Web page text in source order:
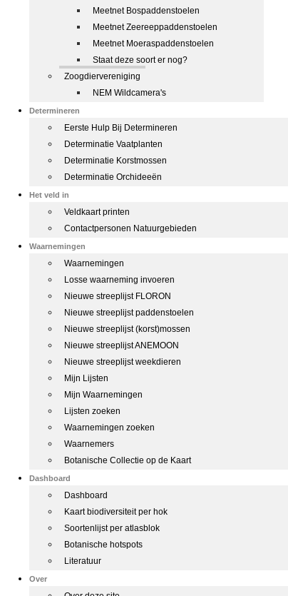
Meetnet Bospaddenstoelen
Meetnet Zeereeppaddenstoelen
Meetnet Moeraspaddenstoelen
Staat deze soort er nog?
Zoogdiervereniging
NEM Wildcamera's
Determineren
Eerste Hulp Bij Determineren
Determinatie Vaatplanten
Determinatie Korstmossen
Determinatie Orchideeën
Het veld in
Veldkaart printen
Contactpersonen Natuurgebieden
Waarnemingen
Waarnemingen
Losse waarneming invoeren
Nieuwe streeplijst FLORON
Nieuwe streeplijst paddenstoelen
Nieuwe streeplijst (korst)mossen
Nieuwe streeplijst ANEMOON
Nieuwe streeplijst weekdieren
Mijn Lijsten
Mijn Waarnemingen
Lijsten zoeken
Waarnemingen zoeken
Waarnemers
Botanische Collectie op de Kaart
Dashboard
Dashboard
Kaart biodiversiteit per hok
Soortenlijst per atlasblok
Botanische hotspots
Literatuur
Over